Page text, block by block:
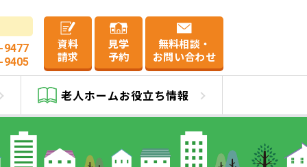
9477
9405
資料
請求
見学
予約
無料相談・
お問い合わせ
老人ホームお役立ち情報